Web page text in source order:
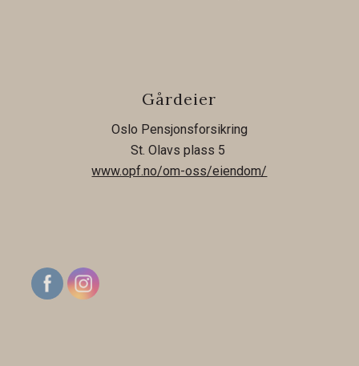
Gårdeier
Oslo Pensjonsforsikring
St. Olavs plass 5
www.opf.no/om-oss/eiendom/